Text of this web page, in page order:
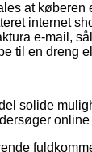
at
internet
e-mail,
til en dreng
solide